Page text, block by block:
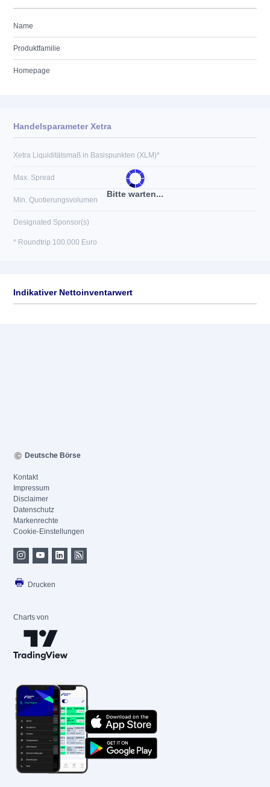
Name
Produktfamilie
Homepage
Bitte warten...
Handelsparameter Xetra
Xetra Liquiditätsmaß in Basispunkten (XLM)*
Max. Spread
Min. Quotierungsvolumen
Designated Sponsor(s)
* Roundtrip 100.000 Euro
Indikativer Nettoinventarwert
Deutsche Börse
Kontakt
Impressum
Disclaimer
Datenschutz
Markenrechte
Cookie-Einstellungen
Drucken
Charts von